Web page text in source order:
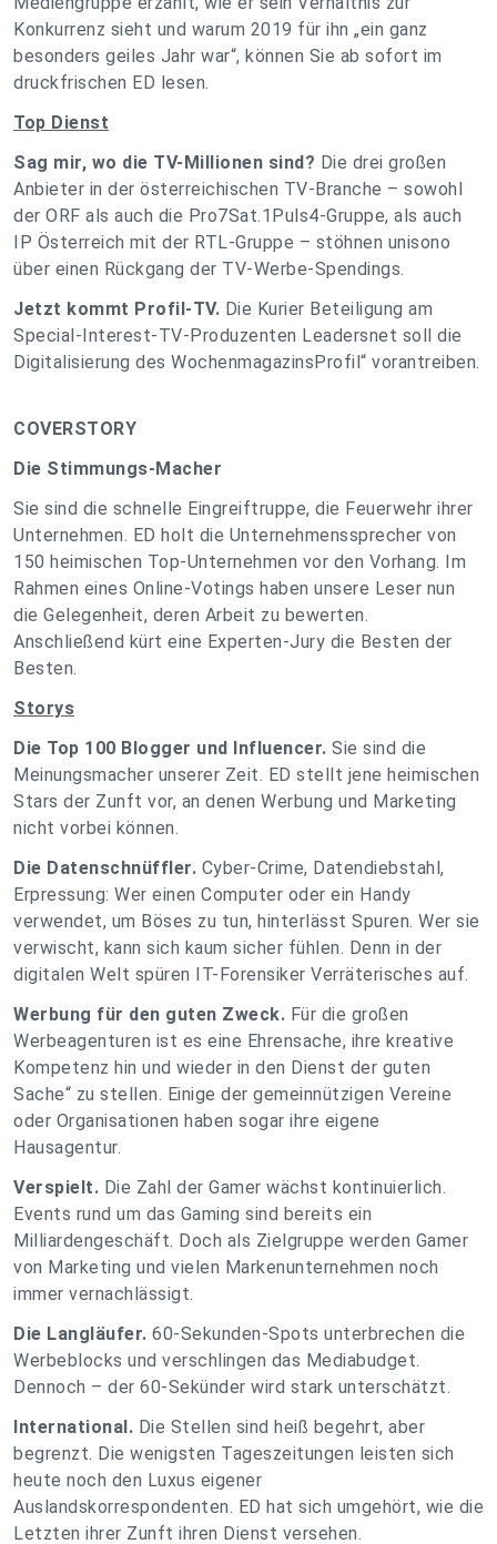
Konkurrenz sieht und warum 2019 für ihn „ein ganz
besonders geiles Jahr war“, können Sie ab sofort im
druckfrischen ED lesen.
Top Dienst
Sag mir, wo die TV-Millionen sind? Die drei großen
Anbieter in der österreichischen TV-Branche – sowohl
der ORF als auch die Pro7Sat.1Puls4-Gruppe, als auch
IP Österreich mit der RTL-Gruppe – stöhnen unisono
über einen Rückgang der TV-Werbe-Spendings.
Jetzt kommt Profil-TV. Die Kurier Beteiligung am
Special-Interest-TV-Produzenten Leadersnet soll die
Digitalisierung des WochenmagazinsProfil“ vorantreiben.
COVERSTORY
Die Stimmungs-Macher
Sie sind die schnelle Eingreiftruppe, die Feuerwehr ihrer
Unternehmen. ED holt die Unternehmenssprecher von
150 heimischen Top-Unternehmen vor den Vorhang. Im
Rahmen eines Online-Votings haben unsere Leser nun
die Gelegenheit, deren Arbeit zu bewerten.
Anschließend kürt eine Experten-Jury die Besten der
Besten.
Storys
Die Top 100 Blogger und Influencer. Sie sind die
Meinungsmacher unserer Zeit. ED stellt jene heimischen
Stars der Zunft vor, an denen Werbung und Marketing
nicht vorbei können.
Die Datenschnüffler. Cyber-Crime, Datendiebstahl,
Erpressung: Wer einen Computer oder ein Handy
verwendet, um Böses zu tun, hinterlässt Spuren. Wer sie
verwischt, kann sich kaum sicher fühlen. Denn in der
digitalen Welt spüren IT-Forensiker Verräterisches auf.
Werbung für den guten Zweck. Für die großen
Werbeagenturen ist es eine Ehrensache, ihre kreative
Kompetenz hin und wieder in den Dienst der guten
Sache“ zu stellen. Einige der gemeinnützigen Vereine
oder Organisationen haben sogar ihre eigene
Hausagentur.
Verspielt. Die Zahl der Gamer wächst kontinuierlich.
Events rund um das Gaming sind bereits ein
Milliardengeschäft. Doch als Zielgruppe werden Gamer
von Marketing und vielen Markenunternehmen noch
immer vernachlässigt.
Die Langläufer. 60-Sekunden-Spots unterbrechen die
Werbeblocks und verschlingen das Mediabudget.
Dennoch – der 60-Sekünder wird stark unterschätzt.
International. Die Stellen sind heiß begehrt, aber
begrenzt. Die wenigsten Tageszeitungen leisten sich
heute noch den Luxus eigener
Auslandskorrespondenten. ED hat sich umgehört, wie die
Letzten ihrer Zunft ihren Dienst versehen.